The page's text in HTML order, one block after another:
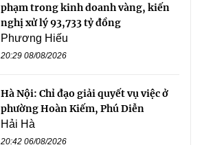
phạm trong kinh doanh vàng, kiến
nghị xử lý 93,733 tỷ đồng
Phương Hiếu
20:29 08/08/2026
Hà Nội: Chỉ đạo giải quyết vụ việc ở
phường Hoàn Kiếm, Phú Diễn
Hải Hà
20:42 06/08/2026